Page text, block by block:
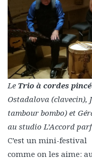
Le Trio à cordes
Ostadalova (clavecin),
tambour bombo) et
au studio L’Accord
C’est un mini-festival
comme on les aime: